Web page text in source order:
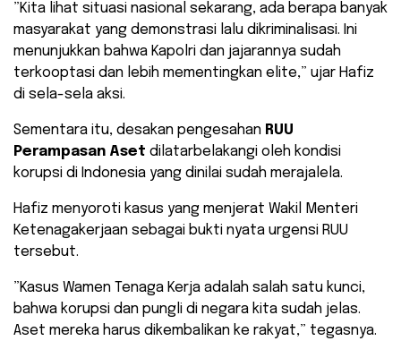
​”Kita lihat situasi nasional sekarang, ada berapa banyak
masyarakat yang demonstrasi lalu dikriminalisasi. Ini
menunjukkan bahwa Kapolri dan jajarannya sudah
terkooptasi dan lebih mementingkan elite,” ujar Hafiz
di sela-sela aksi.
Sementara itu, desakan pengesahan RUU
Perampasan Aset dilatarbelakangi oleh kondisi
korupsi di Indonesia yang dinilai sudah merajalela.
Hafiz menyoroti kasus yang menjerat Wakil Menteri
Ketenagakerjaan sebagai bukti nyata urgensi RUU
tersebut.
​”Kasus Wamen Tenaga Kerja adalah salah satu kunci,
bahwa korupsi dan pungli di negara kita sudah jelas.
Aset mereka harus dikembalikan ke rakyat,” tegasnya.